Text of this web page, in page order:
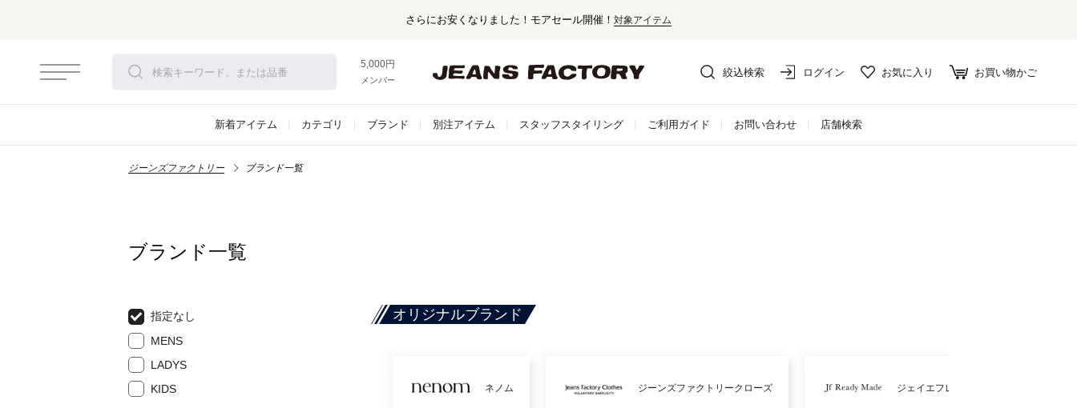
さらにお安くなりました！モアセール開催！ 対象アイテム
5,000円以上お買い上げで送料無料！
メンバー登録でお得な情報をゲット。さらに詳しく
絞込検索 ログイン お気に入り お買い物かご
新着アイテム カテゴリ ブランド 別注アイテム スタッフスタイリング ご利用ガイド お問い合わせ 店舗検索
ジーンズファクトリー ブランド一覧
ブランド一覧
指定なし
MENS
LADYS
KIDS
オリジナルブランド
ネノム ジーンズファクトリークローズ ジェイエフレディメイド